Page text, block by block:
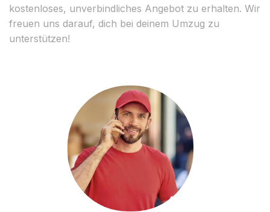
kostenloses, unverbindliches Angebot zu erhalten. Wir
freuen uns darauf, dich bei deinem Umzug zu
unterstützen!